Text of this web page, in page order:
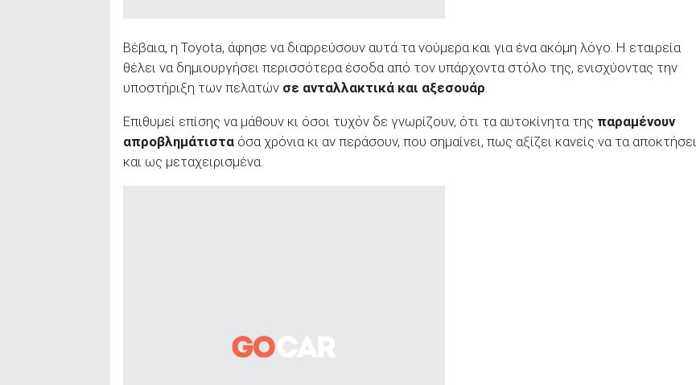
Βέβαια, η Toyota, άφησε να διαρρεύσουν αυτά τα νούμερα και για ένα ακόμη λόγο. Η εταιρεία
θέλει να δημιουργήσει περισσότερα έσοδα από τον υπάρχοντα στόλο της, ενισχύοντας την
υποστήριξη των πελατών σε ανταλλακτικά και αξεσουάρ.
Επιθυμεί επίσης να μάθουν κι όσοι τυχόν δε γνωρίζουν, ότι τα αυτοκίνητα της παραμένουν
απροβλημάτιστα όσα χρόνια κι αν περάσουν, που σημαίνει, πως αξίζει κανείς να τα αποκτήσει
και ως μεταχειρισμένα.